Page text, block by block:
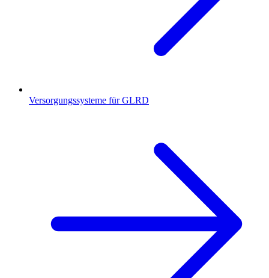
Versorgungssysteme für GLRD